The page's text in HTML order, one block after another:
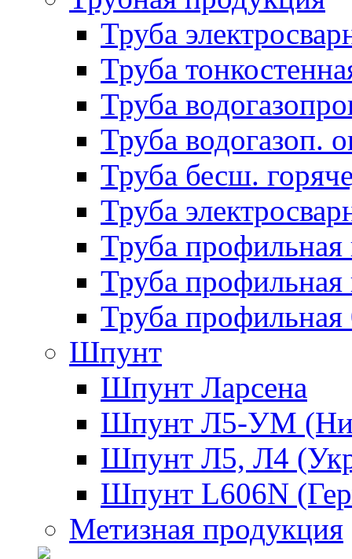
Труба
Труба
Труба
Труба водогазоп.
Труба бесш.
Труба
Труба профильная
Труба профильная
Труба
Шпунт
Шпунт Ларсена
Шпунт Л5-УМ
Шпунт Л5, Л4
Шпунт L606N
Метизная продукция